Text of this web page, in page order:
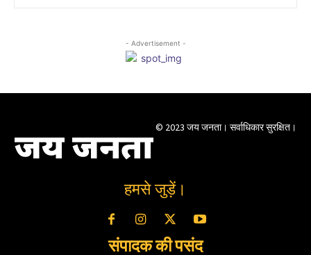
- Advertisement -
जय जनता © 2023 जय जनता। सर्वाधिकार सुरक्षित।
हमसे जुड़ें।
संपादक की पसंद